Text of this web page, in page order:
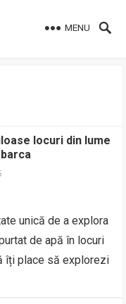
MENU
locuri din lume
unică de a explora
de apă în locuri
îți place să explorezi